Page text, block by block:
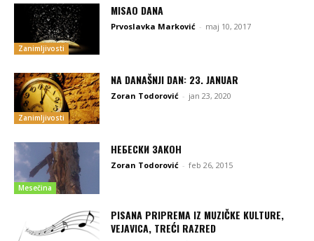
Zanimljivosti
MISAO DANA
Prvoslavka Marković - maj 10, 2017
Zanimljivosti
NA DANAŠNJI DAN: 23. JANUAR
Zoran Todorović - jan 23, 2020
Mesečina
НЕБЕСКИ ЗАКОН
Zoran Todorović - feb 26, 2015
PISANA PRIPREMA IZ MUZIČKE KULTURE,
VEJAVICA, TREĆI RAZRED